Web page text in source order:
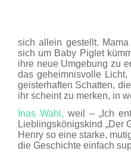
sich allein gestellt.
sich um Baby Piglet
ihre neue Umgebung zu
das geheimnisvolle
geisterhaften Schatten,
ihr scheint zu merken, in
Inas Wahl, weil – „Ich
Lieblingskönigskind „Der
Henry so eine starke,
die Geschichte einfach